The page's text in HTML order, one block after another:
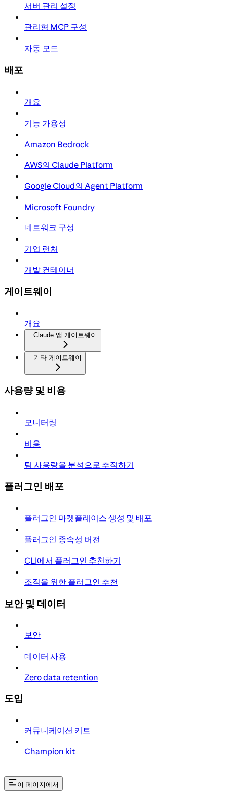
서버 관리 설정
관리형 MCP 구성
자동 모드
배포
개요
기능 가용성
Amazon Bedrock
AWS의 Claude Platform
Google Cloud의 Agent Platform
Microsoft Foundry
네트워크 구성
기업 런처
개발 컨테이너
게이트웨이
개요
Claude 앱 게이트웨이
기타 게이트웨이
사용량 및 비용
모니터링
비용
팀 사용량을 분석으로 추적하기
플러그인 배포
플러그인 마켓플레이스 생성 및 배포
플러그인 종속성 버전
CLI에서 플러그인 추천하기
조직을 위한 플러그인 추천
보안 및 데이터
보안
데이터 사용
Zero data retention
도입
커뮤니케이션 키트
Champion kit
이 페이지에서